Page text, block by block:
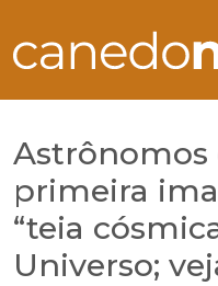
Astrônomos
primeira
“teia
Universo;